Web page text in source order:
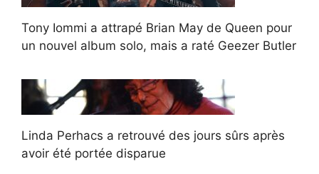
Tony Iommi a attrapé Brian May de Queen pour
un nouvel album solo, mais a raté Geezer Butler
Linda Perhacs a retrouvé des jours sûrs après
avoir été portée disparue